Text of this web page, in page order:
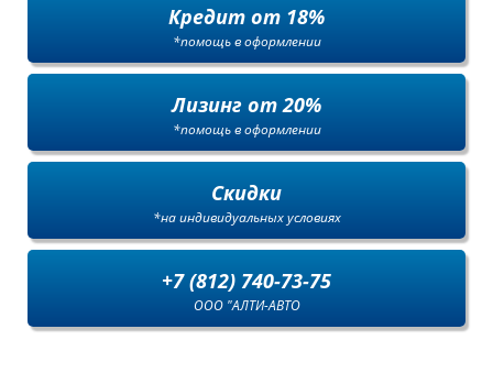
Кредит от 18%
*помощь в оформлении
Лизинг от 20%
*помощь в оформлении
Скидки
*на индивидуальных условиях
+7 (812) 740-73-75
ООО "АЛТИ-АВТО